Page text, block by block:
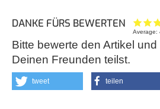
DANKE FÜRS BEWERTEN
Average:
Bitte bewerte den Artikel
Deinen Freunden teilst.
tweet teilen